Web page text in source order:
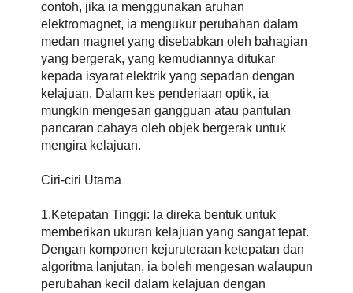
contoh, jika ia menggunakan aruhan
elektromagnet, ia mengukur perubahan dalam
medan magnet yang disebabkan oleh bahagian
yang bergerak, yang kemudiannya ditukar
kepada isyarat elektrik yang sepadan dengan
kelajuan. Dalam kes penderiaan optik, ia
mungkin mengesan gangguan atau pantulan
pancaran cahaya oleh objek bergerak untuk
mengira kelajuan.
Ciri-ciri Utama
1.Ketepatan Tinggi: Ia direka bentuk untuk
memberikan ukuran kelajuan yang sangat tepat.
Dengan komponen kejuruteraan ketepatan dan
algoritma lanjutan, ia boleh mengesan walaupun
perubahan kecil dalam kelajuan dengan